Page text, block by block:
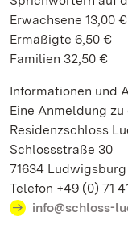
Erwachsene 13,00 €
Ermäßigte 6,50 €
Familien 32,50 €
Informationen und
Eine Anmeldung
Residenzschloss
Schlossstraße 30
71634 Ludwigsburg
Telefon +49 (0) 71
info@schloss-